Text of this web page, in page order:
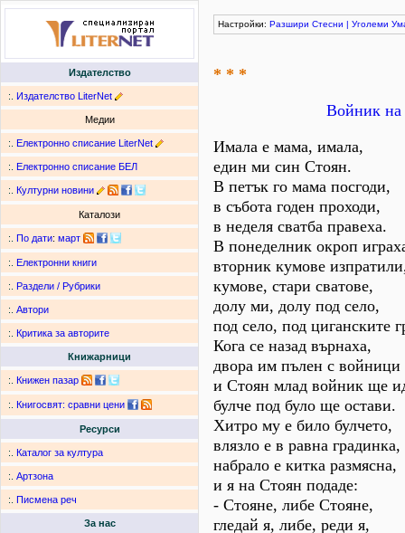
Издателство
:. Издателство LiterNet
Медии
:. Електронно списание LiterNet
:. Електронно списание БЕЛ
:. Културни новини
Каталози
:. По дати: март
:. Електронни книги
:. Раздели / Рубрики
:. Автори
:. Критика за авторите
Книжарници
:. Книжен пазар
:. Книгосвят: сравни цени
Ресурси
:. Каталог за култура
:. Артзона
:. Писмена реч
За нас
Настройки: Разшири Стесни | Уголеми
* * *
Войник на
Имала е мама, имала,
един ми син Стоян.
В петък го мама посгоди,
в събота годен проходи,
в неделя сватба правеха.
В понеделник окроп
вторник кумове
кумове, стари сватове,
долу ми, долу под село,
под село, под циганските
Кога се назад върнаха,
двора им пълен с войници
и Стоян млад войник ще
булче под було ще остави.
Хитро му е било булчето,
влязло е в равна градинка,
набрало е китка размясна,
и я на Стоян подаде:
- Стояне, либе Стояне,
гледай я, либе, реди я,